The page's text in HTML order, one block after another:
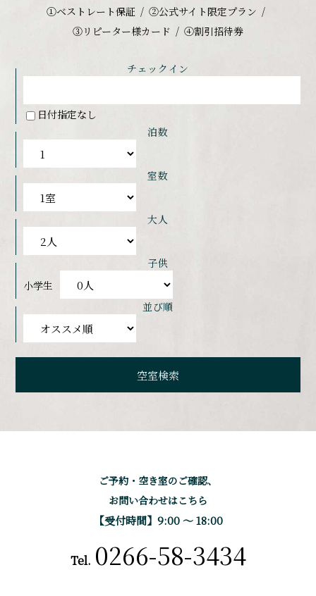
①ベストレート保証
②公式サイト限定プラン
③リピーター様カード
④割引招待券
チェックイン
日付指定なし
泊数
室数
大人
子供
小学生
並び順
ご予約・空き室のご確認、
お問い合わせはこちら
【受付時間】9:00 〜 18:00
Tel. 0266-58-3434